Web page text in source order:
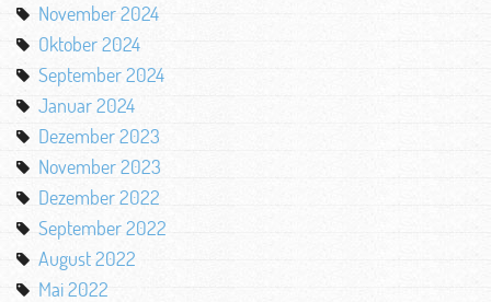
November 2024
Oktober 2024
September 2024
Januar 2024
Dezember 2023
November 2023
Dezember 2022
September 2022
August 2022
Mai 2022